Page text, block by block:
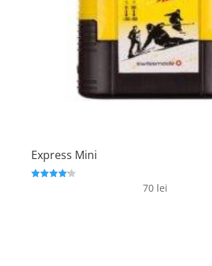
Express Mini
70 lei